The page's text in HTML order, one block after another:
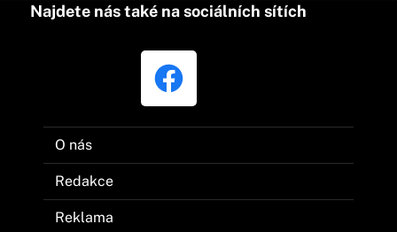
Najdete nás také na sociálních sítích
O nás
Redakce
Reklama